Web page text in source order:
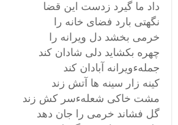
داد ما گیرد زدست این قضا
نگهتی بارد فضای خانه را
خرمی بخشد دل ویرانه را
چهره بکشاید دلی شادان کند
جملهءویرانه آبادان کند
کینه زار سینه ها آتش زند
مشت خاکی شعلهءسر کش زند
گل فشاند خرمی را جان دهد